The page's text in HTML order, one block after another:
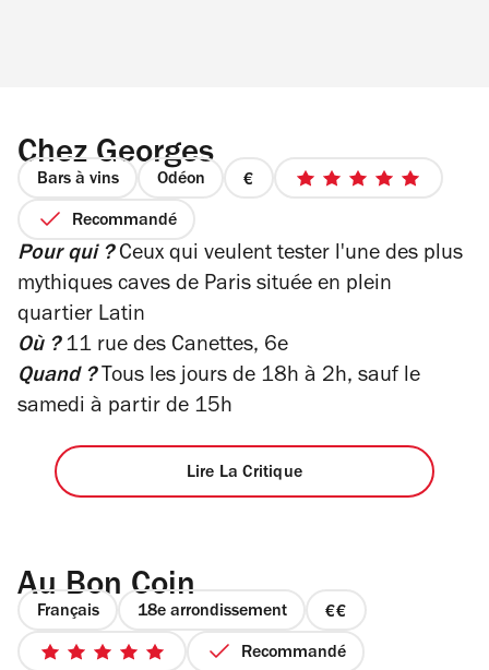
Chez Georges
Bars à vins Odéon
prix
sur
5
Recommandé
Pour qui ?Ceux qui veulent tester l'une des plus
mythiques caves de Paris située en plein
quartier Latin
Où ?11 rue des Canettes, 6e
Quand ?Tous les jours de 18h à 2h, sauf le
samedi à partir de 15h
Lire La Critique
Au Bon Coin
Français 18e arrondissement
prix
2
5
Recommandé